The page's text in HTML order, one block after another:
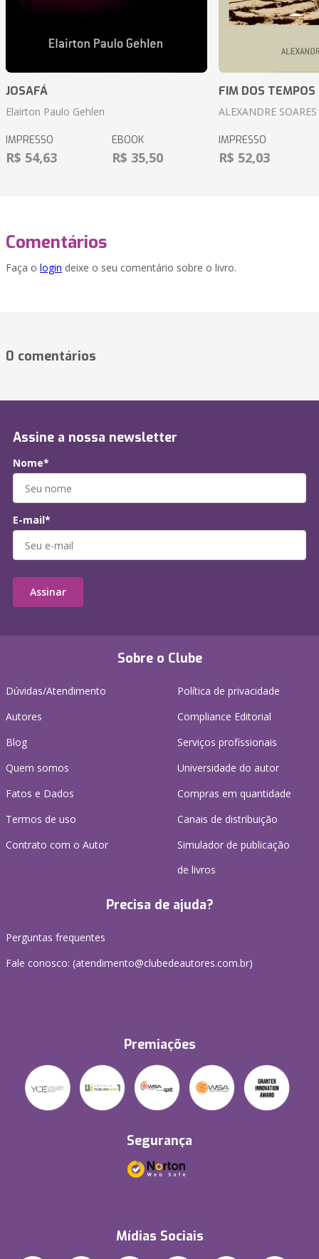
JOSAFÁ
Elairton Paulo Gehlen
IMPRESSO
R$ 54,63
EBOOK
R$ 35,50
FIM DOS TEMPOS
ALEXANDRE SOARES
IMPRESSO
R$ 52,03
Comentários
Faça o login deixe o seu comentário sobre o livro.
0 comentários
Sobre o Clube
Dúvidas/Atendimento
Autores
Blog
Quem somos
Fatos e Dados
Termos de uso
Contrato com o Autor
Política de privacidade
Compliance Editorial
Serviços profissionais
Universidade do autor
Compras em quantidade
Canais de distribuição
Simulador de publicação
de livros
Precisa de ajuda?
Perguntas frequentes
Fale conosco: (atendimento@clubedeautores.com.br)
Premiações
Segurança
Mídias Sociais
Assine a nossa newsletter
Nome*
E-mail*
Assinar